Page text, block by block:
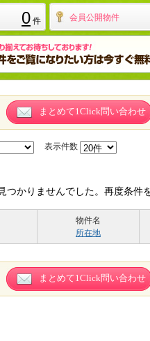
0 件 会員公開物件
まとめて1Click問い合わせ
表示件数
つかりませんでした。再度条件
物件名
所在地
まとめて1Click問い合わせ